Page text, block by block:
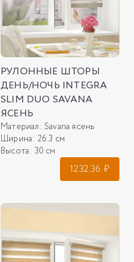
РУЛОННЫЕ ШТОРЫ
ДЕНЬ/НОЧЬ INTEGRA
SLIM DUO SAVANA
ЯСЕНЬ
Материал: Savana ясень
Ширина: 26.3 см
Высота: 30 см
1232.36 ₽